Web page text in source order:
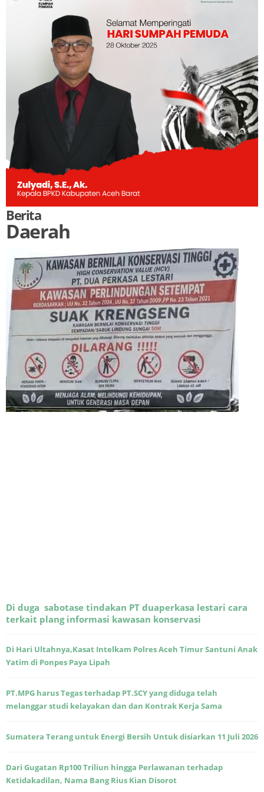
Berita
Daerah
Di duga sabotase tindakan PT duaperkasa lestari cara
terkait plang informasi kawasan konservasi
Di Hari Ultahnya,Kasat Intelkam Polres Aceh Timur Santuni Anak
Yatim di Ponpes Paya Lipah
PT.MPG harus Tegas terhadap PT.SCY yang diduga telah
melanggar studi kelayakan dan dan Kontrak Kerja Sama
Sumatera Terang untuk Energi Bersih Untuk disiarkan 11 Juli 2026
Dari Gugatan Rp100 Triliun hingga Perlawanan terhadap
Ketidakadilan, Nama Bang Rius Kian Disorot